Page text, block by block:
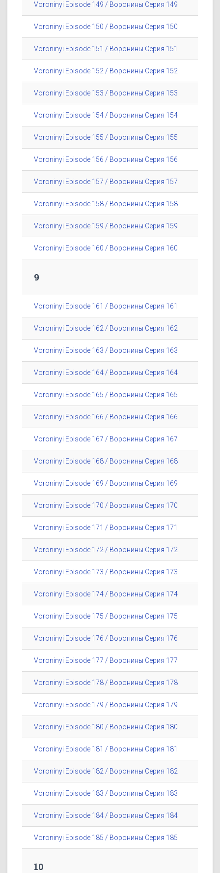
Voroninyi Episode 149 / Воронины Серия 149
Voroninyi Episode 150 / Воронины Серия 150
Voroninyi Episode 151 / Воронины Серия 151
Voroninyi Episode 152 / Воронины Серия 152
Voroninyi Episode 153 / Воронины Серия 153
Voroninyi Episode 154 / Воронины Серия 154
Voroninyi Episode 155 / Воронины Серия 155
Voroninyi Episode 156 / Воронины Серия 156
Voroninyi Episode 157 / Воронины Серия 157
Voroninyi Episode 158 / Воронины Серия 158
Voroninyi Episode 159 / Воронины Серия 159
Voroninyi Episode 160 / Воронины Серия 160
9
Voroninyi Episode 161 / Воронины Серия 161
Voroninyi Episode 162 / Воронины Серия 162
Voroninyi Episode 163 / Воронины Серия 163
Voroninyi Episode 164 / Воронины Серия 164
Voroninyi Episode 165 / Воронины Серия 165
Voroninyi Episode 166 / Воронины Серия 166
Voroninyi Episode 167 / Воронины Серия 167
Voroninyi Episode 168 / Воронины Серия 168
Voroninyi Episode 169 / Воронины Серия 169
Voroninyi Episode 170 / Воронины Серия 170
Voroninyi Episode 171 / Воронины Серия 171
Voroninyi Episode 172 / Воронины Серия 172
Voroninyi Episode 173 / Воронины Серия 173
Voroninyi Episode 174 / Воронины Серия 174
Voroninyi Episode 175 / Воронины Серия 175
Voroninyi Episode 176 / Воронины Серия 176
Voroninyi Episode 177 / Воронины Серия 177
Voroninyi Episode 178 / Воронины Серия 178
Voroninyi Episode 179 / Воронины Серия 179
Voroninyi Episode 180 / Воронины Серия 180
Voroninyi Episode 181 / Воронины Серия 181
Voroninyi Episode 182 / Воронины Серия 182
Voroninyi Episode 183 / Воронины Серия 183
Voroninyi Episode 184 / Воронины Серия 184
Voroninyi Episode 185 / Воронины Серия 185
10